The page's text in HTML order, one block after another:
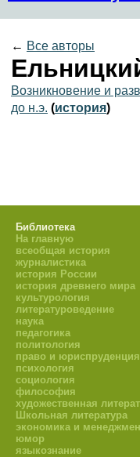
← Все авторы
Возникновение и
до н.э. (история)
Библиотека
На главную
всеобщая история
журналистика
история России
история древнего мира
культурология
литературоведение
наука
педагогика
политология
право и юриспруденция
психология
социология
философия
художественная
Школьная литература
экономика и
юмор
языкознание